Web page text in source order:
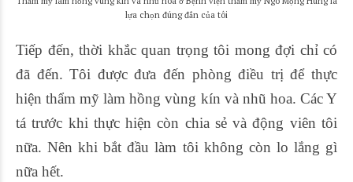
lựa chọn đúng đắn của tôi
Tiếp đến, thời khắc quan trọng tôi mong đợi chỉ có
đã đến. Tôi được đưa đến phòng điều trị để thực
hiện thẩm mỹ làm hồng vùng kín và nhũ hoa. Các Y
tá trước khi thực hiện còn chia sẻ và động viên tôi
nữa. Nên khi bắt đầu làm tôi không còn lo lắng gì
nữa hết.